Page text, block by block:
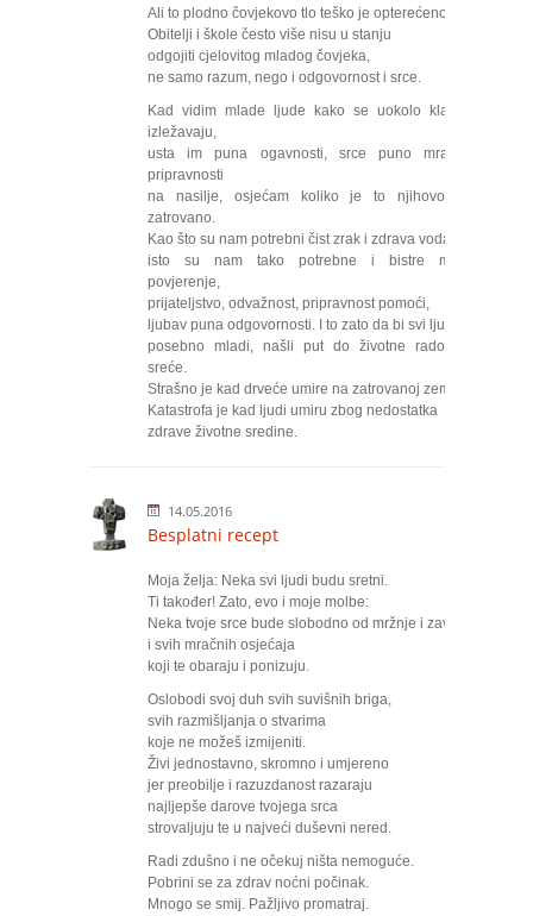
Ali to plodno čovjekovo tlo teško je opterećeno.
Obitelji i škole često više nisu u stanju
odgojiti cjelovitog mladog čovjeka,
ne samo razum, nego i odgovornost i srce.
Kad vidim mlade ljude kako se uokolo klate i
izležavaju,
usta im puna ogavnosti, srce puno mračne
pripravnosti
na nasilje, osjećam koliko je to njihovo tlo
zatrovano.
Kao što su nam potrebni čist zrak i zdrava voda,
isto su nam tako potrebne i bistre misli:
povjerenje,
prijateljstvo, odvažnost, pripravnost pomoći,
ljubav puna odgovornosti. I to zato da bi svi ljudi,
posebno mladi, našli put do životne radosti i
sreće.
Strašno je kad drveće umire na zatrovanoj zemlji.
Katastrofa je kad ljudi umiru zbog nedostatka
zdrave životne sredine.
14.05.2016
Besplatni recept
Moja želja: Neka svi ljudi budu sretni.
Ti također! Zato, evo i moje molbe:
Neka tvoje srce bude slobodno od mržnje i zavisti
i svih mračnih osjećaja
koji te obaraju i ponizuju.
Oslobodi svoj duh svih suvišnih briga,
svih razmišljanja o stvarima
koje ne možeš izmijeniti.
Živi jednostavno, skromno i umjereno
jer preobilje i razuzdanost razaraju
najljepše darove tvojega srca
strovaljuju te u najveći duševni nered.
Radi zdušno i ne očekuj ništa nemoguće.
Pobrini se za zdrav noćni počinak.
Mnogo se smij. Pažljivo promatraj.